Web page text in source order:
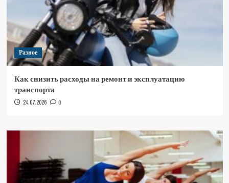
Разное
Как снизить расходы на ремонт и эксплуатацию
транспорта
24.07.2026 0